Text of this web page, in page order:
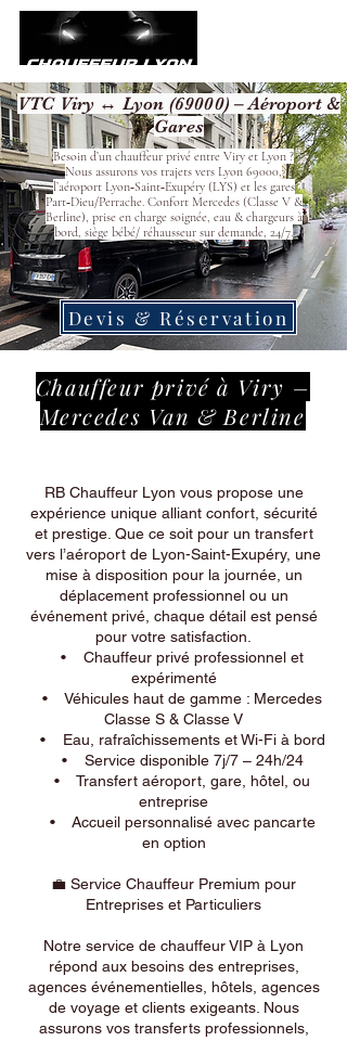
VTC Viry ↔ Lyon (69000) – Aéroport &
Gares
Besoin d’un chauffeur privé entre Viry et Lyon ?
Nous assurons vos trajets vers Lyon 69000,
l’aéroport Lyon‑Saint‑Exupéry (LYS) et les gares
Part‑Dieu/Perrache. Confort Mercedes (Classe V &
Berline), prise en charge soignée, eau & chargeurs à
bord, siège bébé/ réhausseur sur demande, 24/7.
Devis & Réservation
Chauffeur privé à Viry –
Mercedes Van & Berline
RB Chauffeur Lyon vous propose une
expérience unique alliant confort, sécurité
et prestige. Que ce soit pour un transfert
vers l’aéroport de Lyon-Saint-Exupéry, une
mise à disposition pour la journée, un
déplacement professionnel ou un
événement privé, chaque détail est pensé
pour votre satisfaction.
• Chauffeur privé professionnel et
expérimenté
• Véhicules haut de gamme : Mercedes
Classe S & Classe V
• Eau, rafraîchissements et Wi-Fi à bord
• Service disponible 7j/7 – 24h/24
• Transfert aéroport, gare, hôtel, ou
entreprise
• Accueil personnalisé avec pancarte
en option
💼 Service Chauffeur Premium pour
Entreprises et Particuliers
Notre service de chauffeur VIP à Lyon
répond aux besoins des entreprises,
agences événementielles, hôtels, agences
de voyage et clients exigeants. Nous
assurons vos transferts professionnels,